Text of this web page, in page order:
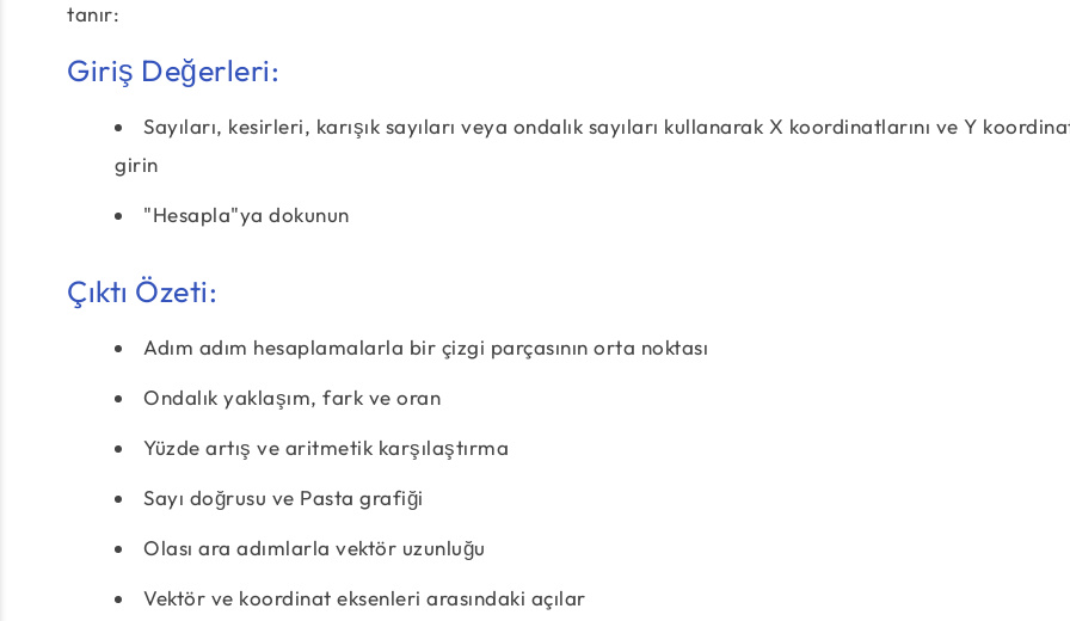
tanır:
Giriş Değerleri:
Sayıları, kesirleri, karışık sayıları veya ondalık sayıları kullanarak X koordinatlarını ve Y
girin
"Hesapla"ya dokunun
Çıktı Özeti:
Adım adım hesaplamalarla bir çizgi parçasının orta noktası
Ondalık yaklaşım, fark ve oran
Yüzde artış ve aritmetik karşılaştırma
Sayı doğrusu ve Pasta grafiği
Olası ara adımlarla vektör uzunluğu
Vektör ve koordinat eksenleri arasındaki açılar